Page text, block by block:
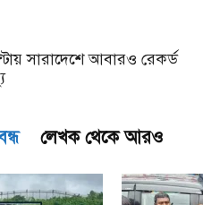
সারাদেশে আবারও রেকর্ড
লেখক থেকে আরও